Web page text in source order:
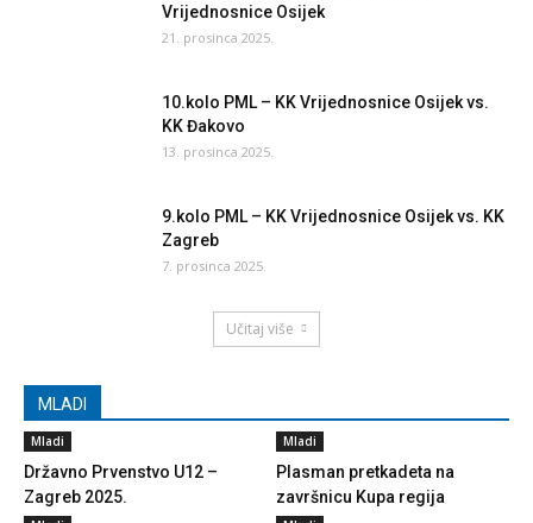
Vrijednosnice Osijek
21. prosinca 2025.
10.kolo PML – KK Vrijednosnice Osijek vs.
KK Đakovo
13. prosinca 2025.
9.kolo PML – KK Vrijednosnice Osijek vs. KK
Zagreb
7. prosinca 2025.
Učitaj više
MLADI
Mladi
Državno Prvenstvo U12 –
Zagreb 2025.
Mladi
Plasman pretkadeta na
završnicu Kupa regija